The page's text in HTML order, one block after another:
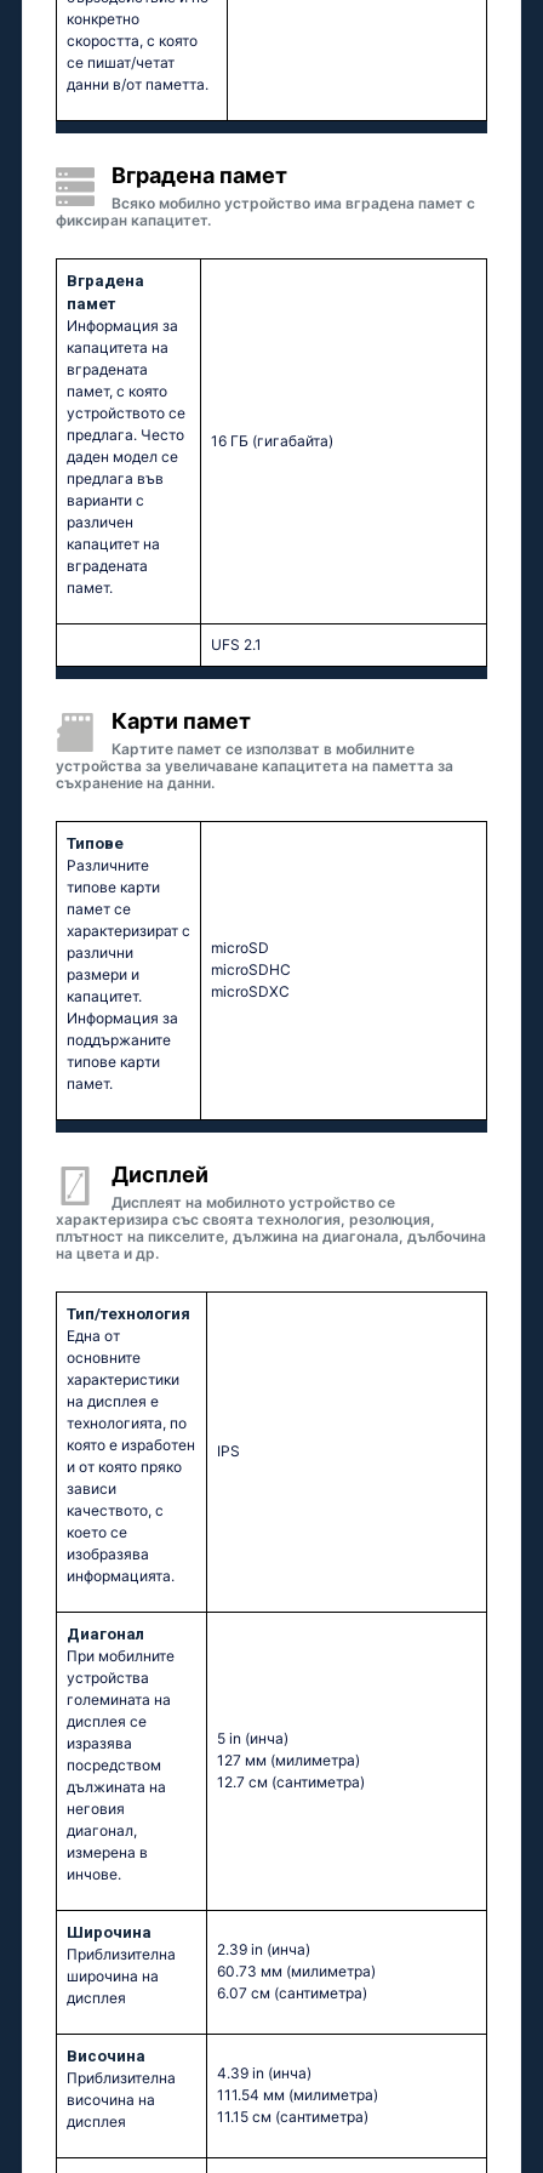
конкретно
скоростта, с която
се пишат/четат
данни в/от паметта.
Вградена памет
Всяко мобилно устройство има вградена памет с
фиксиран капацитет.
Вградена
памет
Информация за
капацитета на
вградената
памет, с която
устройството се
предлага. Често
даден модел се
предлага във
варианти с
различен
капацитет на
вградената
памет.
16 ГБ (гигабайта)
UFS 2.1
Карти памет
Картите памет се използват в мобилните
устройства за увеличаване капацитета на паметта за
съхранение на данни.
Типове
Различните
типове карти
памет се
характеризират с
различни
размери и
капацитет.
Информация за
поддържаните
типове карти
памет.
microSD
microSDHC
microSDXC
Дисплей
Дисплеят на мобилното устройство се
характеризира със своята технология, резолюция,
плътност на пикселите, дължина на диагонала, дълбочина
на цвета и др.
Тип/технология
Една от
основните
характеристики
на дисплея е
технологията, по
която е изработен
и от която пряко
зависи
качеството, с
което се
изобразява
информацията.
IPS
Диагонал
При мобилните
устройства
големината на
дисплея се
изразява
посредством
дължината на
неговия
диагонал,
измерена в
инчове.
5 in (инча)
127 мм (милиметра)
12.7 см (сантиметра)
Широчина
Приблизителна
широчина на
дисплея
2.39 in (инча)
60.73 мм (милиметра)
6.07 см (сантиметра)
Височина
Приблизителна
височина на
дисплея
4.39 in (инча)
111.54 мм (милиметра)
11.15 см (сантиметра)